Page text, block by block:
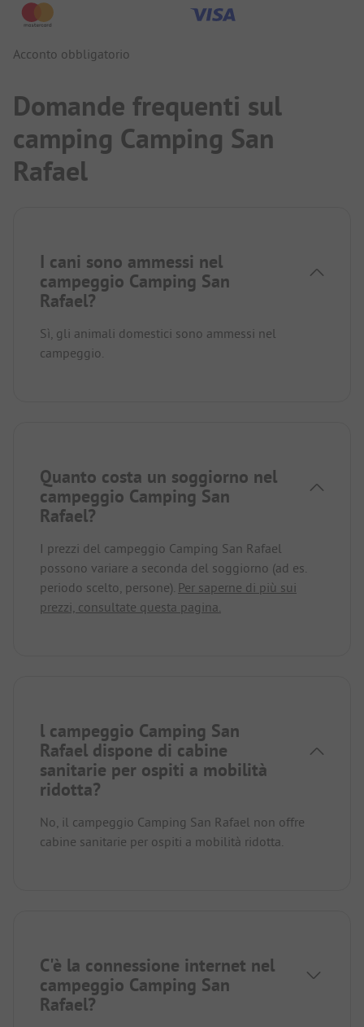
Acconto obbligatorio
Domande frequenti sul
camping Camping San
Rafael
I cani sono ammessi nel
campeggio Camping San
Rafael?
Sì, gli animali domestici sono ammessi nel
campeggio.
Quanto costa un soggiorno nel
campeggio Camping San
Rafael?
I prezzi del campeggio Camping San Rafael
possono variare a seconda del soggiorno (ad es.
periodo scelto, persone). Per saperne di più sui
prezzi, consultate questa pagina.
l campeggio Camping San
Rafael dispone di cabine
sanitarie per ospiti a mobilità
ridotta?
No, il campeggio Camping San Rafael non offre
cabine sanitarie per ospiti a mobilità ridotta.
C'è la connessione internet nel
campeggio Camping San
Rafael?